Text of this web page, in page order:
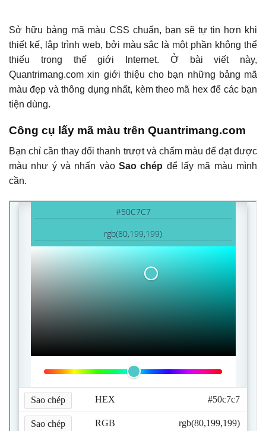
Sở hữu bảng mã màu CSS chuẩn, bạn sẽ tự tin hơn khi
thiết kế, lập trình web, bởi màu sắc là một phần không thể
thiếu trong thế giới Internet. Ở bài viết này,
Quantrimang.com xin giới thiệu cho bạn những bảng mã
màu đẹp và thông dụng nhất, kèm theo mã hex để các bạn
tiện dùng.
Công cụ lấy mã màu trên Quantrimang.com
Bạn chỉ cần thay đổi thanh trượt và chấm màu để đạt được
màu như ý và nhấn vàoSao chép để lấy mã màu mình
cần.